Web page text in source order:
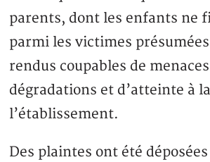
parents, dont les enfants ne
parmi les victimes
rendus coupables de
dégradations et d’atteinte à
l’établissement.
Des plaintes ont été